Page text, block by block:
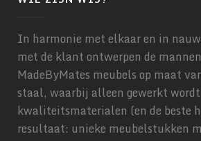
In harmonie met elkaar en in
met de klant ontwerpen de
MadeByMates meubels op maat
staal, waarbij alleen gewerkt
kwaliteitsmaterialen (en de beste
resultaat: unieke meubelstukken